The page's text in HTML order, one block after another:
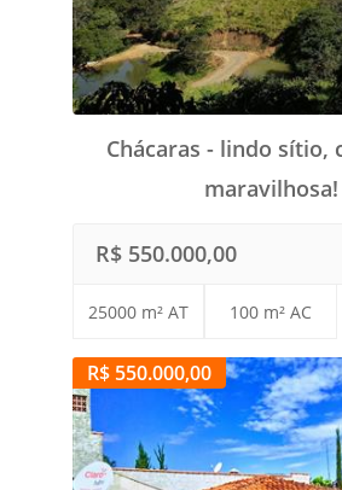
Chácaras - lindo sítio,
maravilhosa!
R$ 550.000,00
25000 m² AT 100 m² AC
R$ 550.000,00